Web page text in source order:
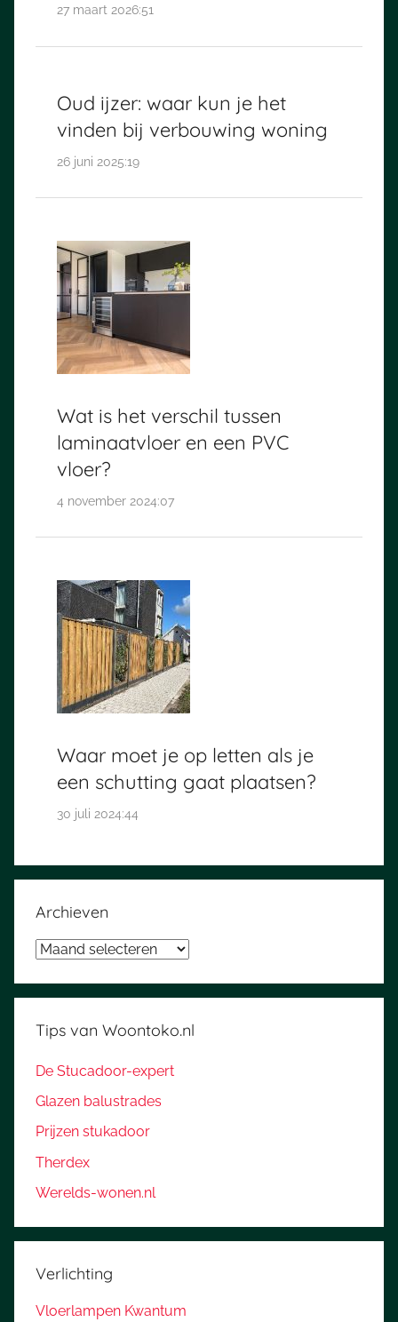
27 maart 2026:51
Oud ijzer: waar kun je het
vinden bij verbouwing woning
26 juni 2025:19
Wat is het verschil tussen
laminaatvloer en een PVC
vloer?
4 november 2024:07
Waar moet je op letten als je
een schutting gaat plaatsen?
30 juli 2024:44
Archieven
Archieven
Tips van Woontoko.nl
De Stucadoor-expert
Glazen balustrades
Prijzen stukadoor
Therdex
Werelds-wonen.nl
Verlichting
Vloerlampen Kwantum